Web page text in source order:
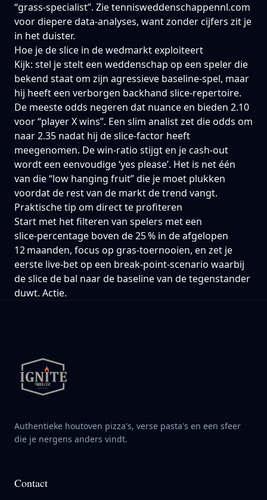
“grass‑specialist”. Zietennisweddenschappennl.com
voor diepere data‑analyses, want zonder cijfers zit je
in het duister.
Hoe je de slice in de wedmarkt exploiteert
Kijk: stel je stelt een weddenschap op een speler die
bekend staat om zijn agressieve baseline‑spel, maar
hij heeft een verborgen backhand slice‑repertoire.
De meeste odds negeren dat nuance en bieden 2.10
voor “player X wins”. Een slim analist zet die odds om
naar 2.35 nadat hij de slice‑factor heeft
meegenomen. De win‑ratio stijgt en je cash‑out
wordt een eenvoudige ‘yes please’. Het is net één
van die “low hanging fruit” die je moet plukken
voordat de rest van de markt de trend vangt.
Praktische tip om direct te profiteren
Start met het filteren van spelers met een
slice‑percentage boven de 25 % in de afgelopen
12 maanden, focus op gras‑toernooien, en zet je
eerste live‑bet op een break‑point‑scenario waarbij
de slice de bal naar de baseline van de tegenstander
duwt. Actie.
Authentieke houtoven pizza's, verse pasta's en een sfeer
die je nergens anders vindt.
Contact